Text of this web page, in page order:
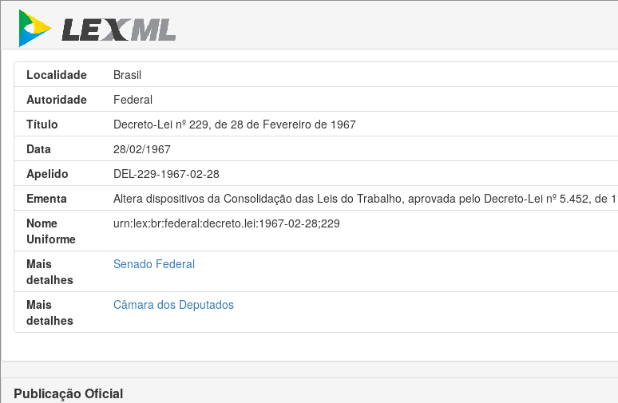
Localidade
Brasil
Autoridade
Federal
Título
Decreto-Lei nº 229, de 28 de Fevereiro de 1967
Data
28/02/1967
Apelido
DEL-229-1967-02-28
Ementa
Altera dispositivos da Consolidação das Leis do Trabalho, aprovada pelo Decreto-Lei nº 5.452, de
Nome
Uniforme
urn:lex:br:federal:decreto.lei:1967-02-28;229
Mais
detalhes
Senado Federal
Mais
detalhes
Câmara dos Deputados
Publicação Oficial